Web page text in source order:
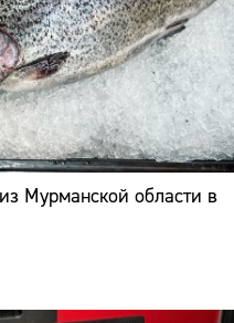
Мурманской области в